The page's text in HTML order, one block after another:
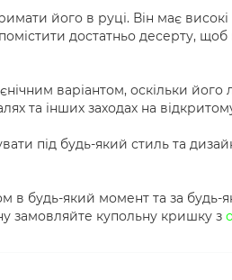
його в руці. Він має
достатньо десерту,
варіантом, оскільки
та інших заходах на
під будь-який стиль та
будь-який момент та за будь-
замовляйте купольну кришку з